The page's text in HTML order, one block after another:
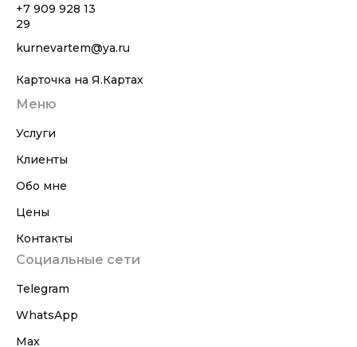
+7 909 928 13
29
kurnevartem@ya.ru
Карточка на Я.Картах
Меню
Услуги
Клиенты
Обо мне
Цены
Контакты
Социальные сети
Telegram
WhatsApp
Max